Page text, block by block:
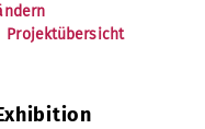
Projektübersicht